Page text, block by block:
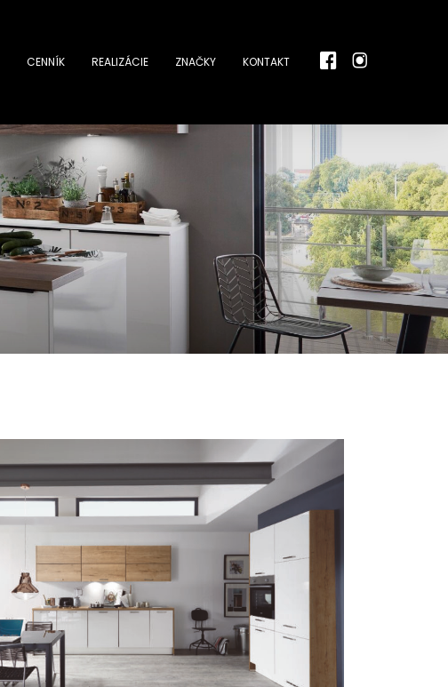
CENNÍK REALIZÁCIE ZNAČKY KONTAKT